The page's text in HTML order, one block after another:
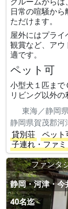
日常の喧騒か
ただけます。
屋外にはプラ
観賞など、ア
適です。
ペット可
小型犬１匹まで
リビング以外の
東海／静岡
静岡県賀茂郡
貸別荘
ペット
子連れ・ファ
ファンタ
静岡・河津・今
40名迄